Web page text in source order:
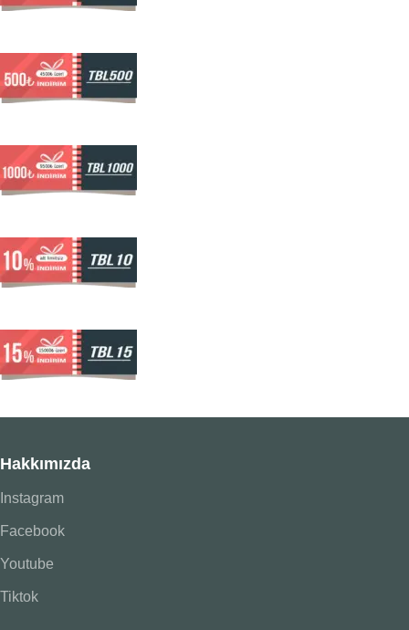
Hakkımızda
Instagram
Facebook
Youtube
Tiktok